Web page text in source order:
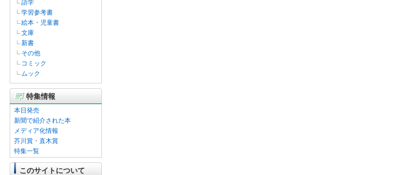
語学
学習参考書
絵本・児童書
文庫
新書
その他
コミック
ムック
特集情報
本日発売
新聞で紹介された本
メディア化情報
芥川賞・直木賞
特集一覧
このサイトについて